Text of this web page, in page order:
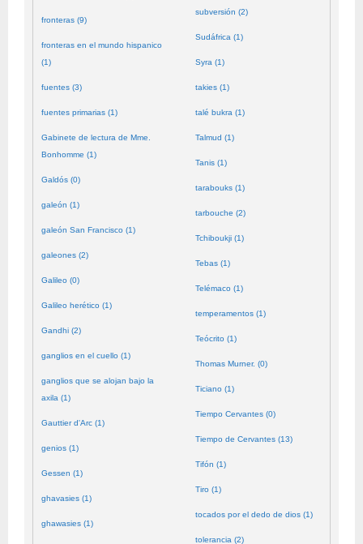
fronteras (9)
fronteras en el mundo hispanico
(1)
fuentes (3)
fuentes primarias (1)
Gabinete de lectura de Mme.
Bonhomme (1)
Galdós (0)
galeón (1)
galeón San Francisco (1)
galeones (2)
Galileo (0)
Galileo herético (1)
Gandhi (2)
ganglios en el cuello (1)
ganglios que se alojan bajo la
axila (1)
Gauttier d'Arc (1)
genios (1)
Gessen (1)
ghavasies (1)
ghawasies (1)
subversión (2)
Sudáfrica (1)
Syra (1)
takies (1)
talé bukra (1)
Talmud (1)
Tanis (1)
tarabouks (1)
tarbouche (2)
Tchiboukji (1)
Tebas (1)
Telémaco (1)
temperamentos (1)
Teócrito (1)
Thomas Murner. (0)
Ticiano (1)
Tiempo Cervantes (0)
Tiempo de Cervantes (13)
Tifón (1)
Tiro (1)
tocados por el dedo de dios (1)
tolerancia (2)